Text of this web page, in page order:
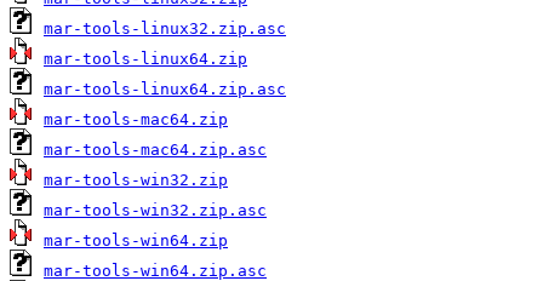
mar-tools-linux32.zip.asc
mar-tools-linux64.zip
mar-tools-linux64.zip.asc
mar-tools-mac64.zip
mar-tools-mac64.zip.asc
mar-tools-win32.zip
mar-tools-win32.zip.asc
mar-tools-win64.zip
mar-tools-win64.zip.asc